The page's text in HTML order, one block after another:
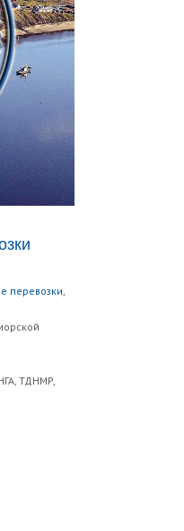
перевозки,
ТДНМР,